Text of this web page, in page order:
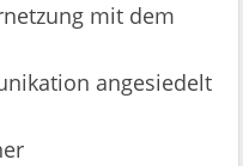
mit dem
angesiedelt